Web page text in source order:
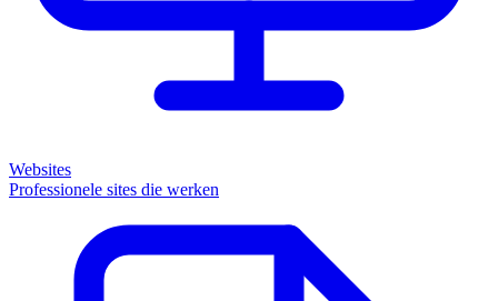
Websites
Professionele sites die werken